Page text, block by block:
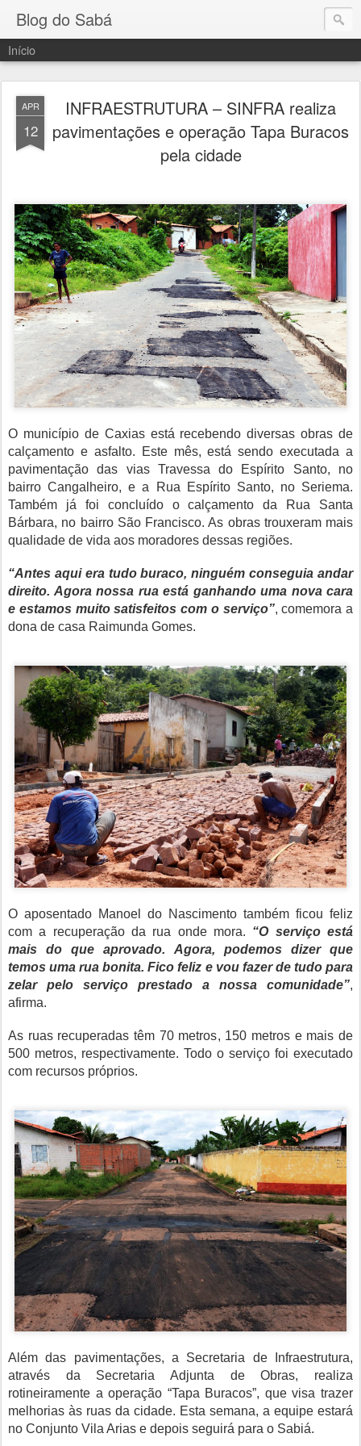
Blog do Sabá
Início
APR
12
INFRAESTRUTURA – SINFRA realiza
pavimentações e operação Tapa Buracos
pela cidade
O município de Caxias está recebendo diversas obras de
calçamento e asfalto. Este mês, está sendo executada a
pavimentação das vias Travessa do Espírito Santo, no
bairro Cangalheiro, e a Rua Espírito Santo, no Seriema.
Também já foi concluído o calçamento da Rua Santa
Bárbara, no bairro São Francisco. As obras trouxeram mais
qualidade de vida aos moradores dessas regiões.
“Antes aqui era tudo buraco, ninguém conseguia andar
direito. Agora nossa rua está ganhando uma nova cara
e estamos muito satisfeitos com o serviço”, comemora a
dona de casa Raimunda Gomes.
O aposentado Manoel do Nascimento também ficou feliz
com a recuperação da rua onde mora. “O serviço está
mais do que aprovado. Agora, podemos dizer que
temos uma rua bonita. Fico feliz e vou fazer de tudo para
zelar pelo serviço prestado a nossa comunidade”,
afirma.
As ruas recuperadas têm 70 metros, 150 metros e mais de
500 metros, respectivamente. Todo o serviço foi executado
com recursos próprios.
Além das pavimentações, a Secretaria de Infraestrutura,
através da Secretaria Adjunta de Obras, realiza
rotineiramente a operação “Tapa Buracos”, que visa trazer
melhorias às ruas da cidade. Esta semana, a equipe estará
no Conjunto Vila Arias e depois seguirá para o Sabiá.